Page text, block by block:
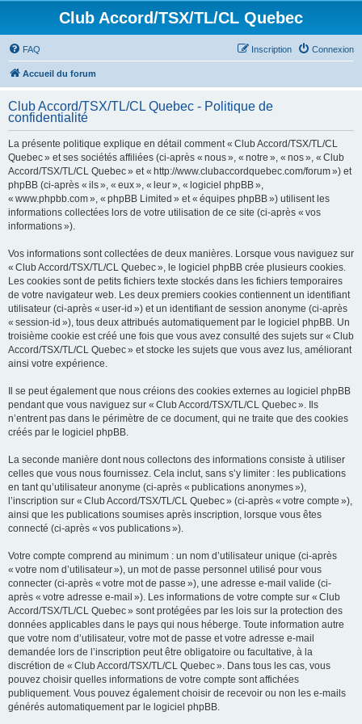
Club Accord/TSX/TL/CL Quebec
FAQ Connexion
Inscription
Accueil du forum
Club Accord/TSX/TL/CL Quebec - Politique de
confidentialité
La présente politique explique en détail comment « Club Accord/TSX/TL/CL
Quebec » et ses sociétés affiliées (ci-après « nous », « notre », « nos », « Club
Accord/TSX/TL/CL Quebec » et « http://www.clubaccordquebec.com/forum ») et
phpBB (ci-après « ils », « eux », « leur », « logiciel phpBB »,
« www.phpbb.com », « phpBB Limited » et « équipes phpBB ») utilisent les
informations collectées lors de votre utilisation de ce site (ci-après « vos
informations »).
Vos informations sont collectées de deux manières. Lorsque vous naviguez sur
« Club Accord/TSX/TL/CL Quebec », le logiciel phpBB crée plusieurs cookies.
Les cookies sont de petits fichiers texte stockés dans les fichiers temporaires
de votre navigateur web. Les deux premiers cookies contiennent un identifiant
utilisateur (ci-après « user-id ») et un identifiant de session anonyme (ci-après
« session-id »), tous deux attribués automatiquement par le logiciel phpBB. Un
troisième cookie est créé une fois que vous avez consulté des sujets sur « Club
Accord/TSX/TL/CL Quebec » et stocke les sujets que vous avez lus, améliorant
ainsi votre expérience.
Il se peut également que nous créions des cookies externes au logiciel phpBB
pendant que vous naviguez sur « Club Accord/TSX/TL/CL Quebec ». Ils
n’entrent pas dans le périmètre de ce document, qui ne traite que des cookies
créés par le logiciel phpBB.
La seconde manière dont nous collectons des informations consiste à utiliser
celles que vous nous fournissez. Cela inclut, sans s’y limiter : les publications
en tant qu’utilisateur anonyme (ci-après « publications anonymes »),
l’inscription sur « Club Accord/TSX/TL/CL Quebec » (ci-après « votre compte »),
ainsi que les publications soumises après inscription, lorsque vous êtes
connecté (ci-après « vos publications »).
Votre compte comprend au minimum : un nom d’utilisateur unique (ci-après
« votre nom d’utilisateur »), un mot de passe personnel utilisé pour vous
connecter (ci-après « votre mot de passe »), une adresse e-mail valide (ci-
après « votre adresse e-mail »). Les informations de votre compte sur « Club
Accord/TSX/TL/CL Quebec » sont protégées par les lois sur la protection des
données applicables dans le pays qui nous héberge. Toute information autre
que votre nom d’utilisateur, votre mot de passe et votre adresse e-mail
demandée lors de l’inscription peut être obligatoire ou facultative, à la
discrétion de « Club Accord/TSX/TL/CL Quebec ». Dans tous les cas, vous
pouvez choisir quelles informations de votre compte sont affichées
publiquement. Vous pouvez également choisir de recevoir ou non les e-mails
générés automatiquement par le logiciel phpBB.